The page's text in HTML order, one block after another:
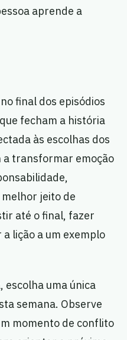
aprende a
final dos episódios
fecham a história
às escolhas dos
a transformar emoção
jeito de
até o final, fazer
lição a um exemplo
escolha uma única
semana. Observe
momento de conflito